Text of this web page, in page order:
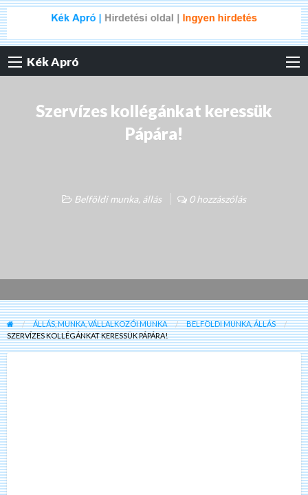
Kék Apró
Szervízes kollégánkat keressük
Pápára!
Belföldi munka, állás 0 hozzászólás
ÁLLÁS, MUNKA, VÁLLALKOZÓI MUNKA
BELFÖLDI MUNKA, ÁLLÁS
SZERVÍZES KOLLÉGÁNKAT KERESSÜK PÁPÁRA!